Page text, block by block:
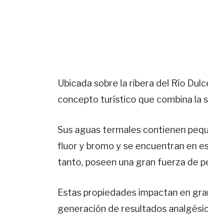
Ubicada sobre la ribera del Río
concepto turístico que combina la
Sus aguas termales contienen
fluor y bromo y se encuentran en
tanto, poseen una gran fuerza de
Estas propiedades impactan en
generación de resultados